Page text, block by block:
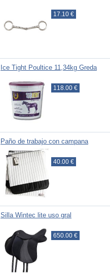
17.10 €
Ice Tight Poultice 11,34kg Greda
118.00 €
Paño de trabajo con campana
40.00 €
Silla Wintec lite uso gral
650.00 €